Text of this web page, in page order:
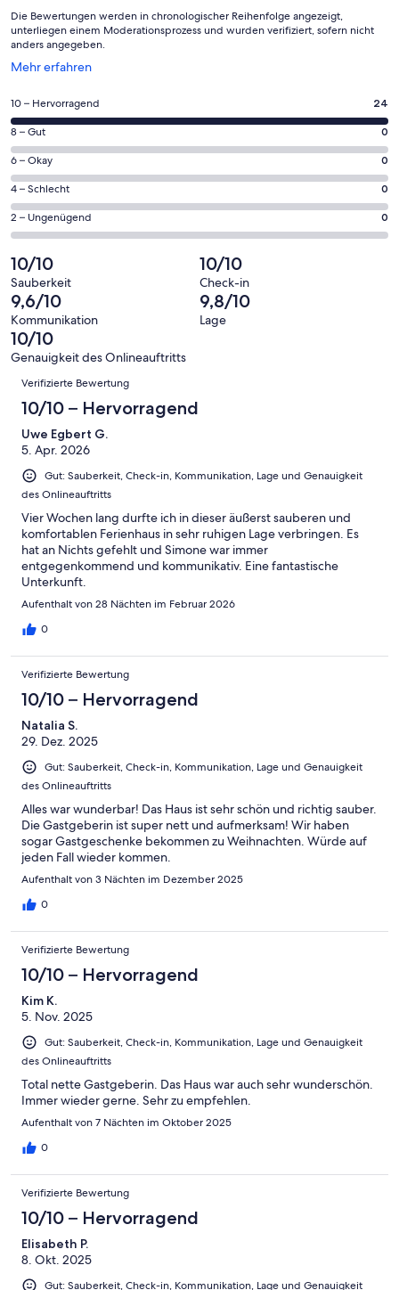
Die Bewertungen werden in chronologischer Reihenfolge angezeigt,
unterliegen einem Moderationsprozess und wurden verifiziert, sofern nicht
anders angegeben.
Mehr erfahren
Wird
einem
neuen
Fenster
geöffnet
24
von
insgesamt
24
Gästebewertungen
haben
eine
Bewertung
von
10
-
Hervorragend
10 – Hervorragend 24
0
von
insgesamt
24
Gästebewertungen
haben
eine
Bewertung
von
8
-
Gut
8 – Gut 0
0
von
insgesamt
24
Gästebewertungen
haben
eine
Bewertung
von
6
-
Okay
6 – Okay 0
0
von
insgesamt
Gästebewertungen
haben
eine
Bewertung
von
4
4 – Schlecht 0
0
von
insgesamt
24
Gästebewertungen
haben
eine
Bewertung
von
2 – Ungenügend 0
10/10
Sauberkeit
10/10
Check-in
9,6/10
Kommunikation
9,8/10
Lage
10/10
Genauigkeit des Onlineauftritts
Bewertungen
Verifizierte Bewertung
10/10 – Hervorragend
Uwe Egbert G.
5. Apr. 2026
Gut: Sauberkeit, Check-in, Kommunikation, Lage und Genauigkeit
des Onlineauftritts
Vier Wochen lang durfte ich in dieser äußerst sauberen und
komfortablen Ferienhaus in sehr ruhigen Lage verbringen. Es
hat an Nichts gefehlt und Simone war immer
entgegenkommend und kommunikativ. Eine fantastische
Unterkunft.
Aufenthalt von 28 Nächten im Februar 2026
0
Verifizierte Bewertung
10/10 – Hervorragend
Natalia S.
29. Dez. 2025
Gut: Sauberkeit, Check-in, Kommunikation, Lage und Genauigkeit
des Onlineauftritts
Alles war wunderbar! Das Haus ist sehr schön und richtig sauber.
Die Gastgeberin ist super nett und aufmerksam! Wir haben
sogar Gastgeschenke bekommen zu Weihnachten. Würde auf
jeden Fall wieder kommen.
Aufenthalt von 3 Nächten im Dezember 2025
0
Verifizierte Bewertung
10/10 – Hervorragend
Kim K.
5. Nov. 2025
Gut: Sauberkeit, Check-in, Kommunikation, Lage und Genauigkeit
des Onlineauftritts
Total nette Gastgeberin. Das Haus war auch sehr wunderschön.
Immer wieder gerne. Sehr zu empfehlen.
Aufenthalt von 7 Nächten im Oktober 2025
0
Verifizierte Bewertung
10/10 – Hervorragend
Elisabeth P.
8. Okt. 2025
Gut: Sauberkeit, Check-in, Kommunikation, Lage und Genauigkeit